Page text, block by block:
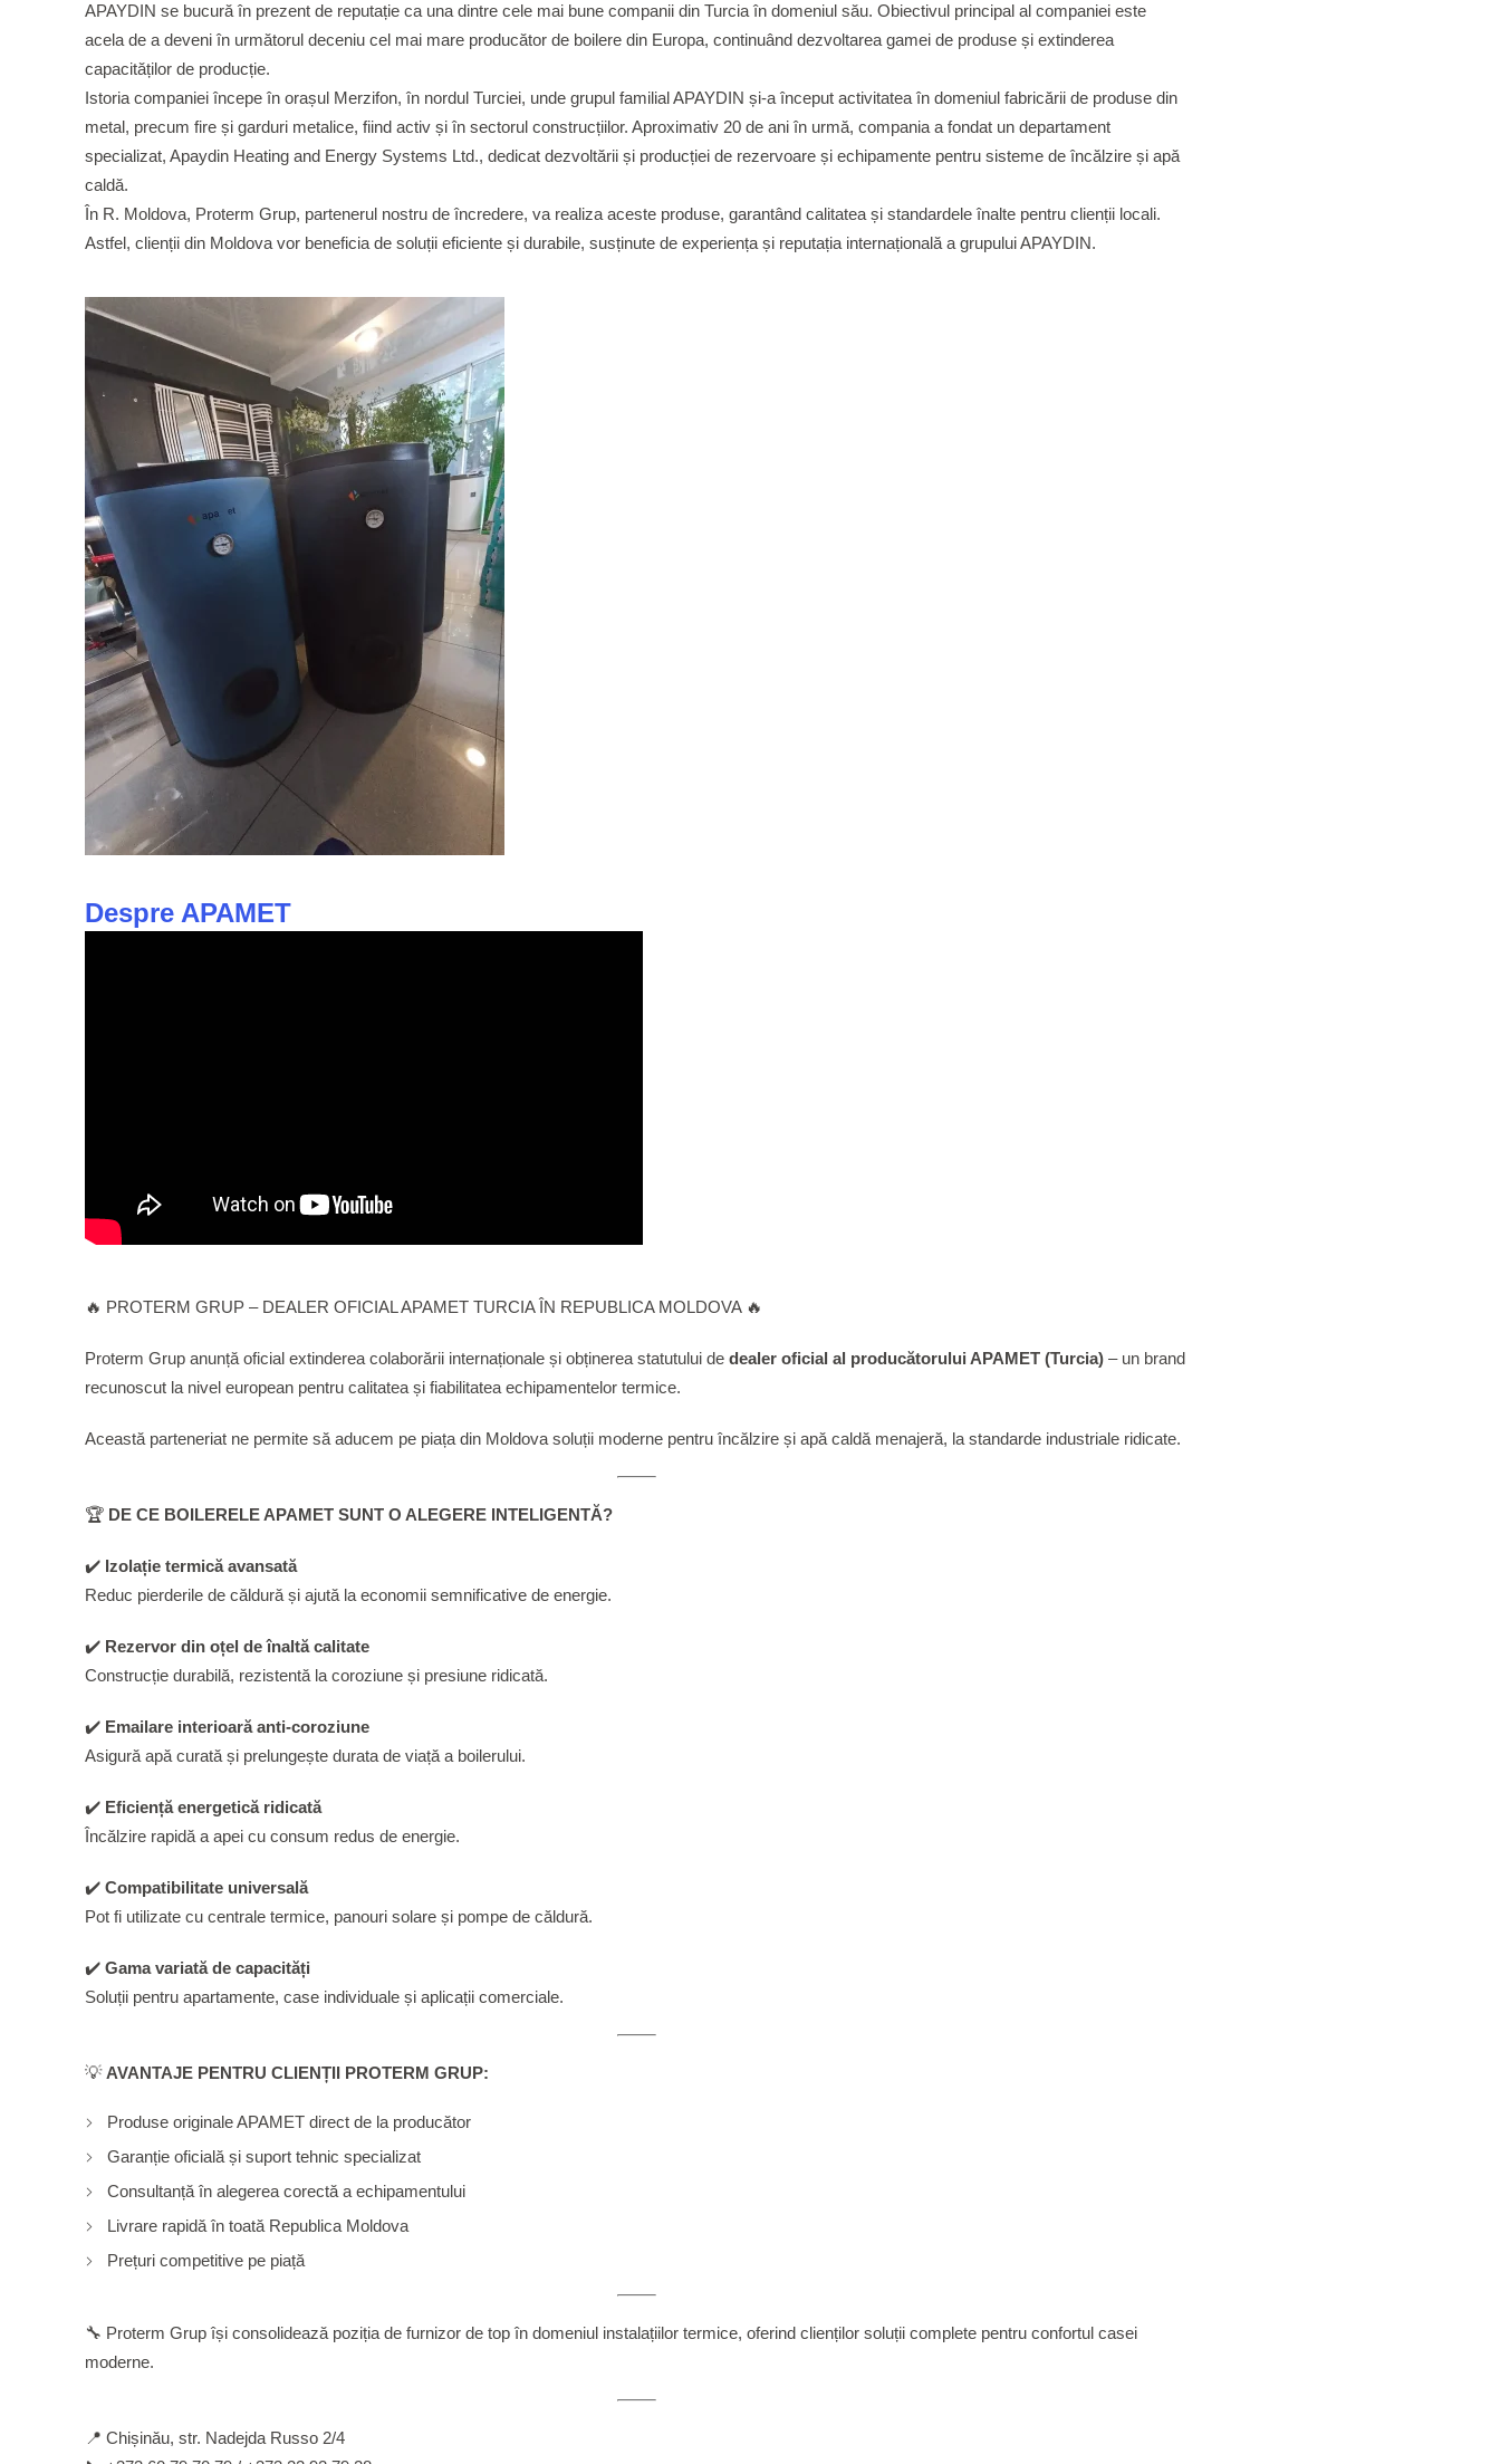
APAYDIN se bucură în prezent de reputație ca una dintre cele mai bune companii din Turcia în domeniul său. Obiectivul principal al companiei este
acela de a deveni în următorul deceniu cel mai mare producător de boilere din Europa, continuând dezvoltarea gamei de produse și extinderea
capacităților de producție.
Istoria companiei începe în orașul Merzifon, în nordul Turciei, unde grupul familial APAYDIN și-a început activitatea în domeniul fabricării de produse din
metal, precum fire și garduri metalice, fiind activ și în sectorul construcțiilor. Aproximativ 20 de ani în urmă, compania a fondat un departament
specializat, Apaydin Heating and Energy Systems Ltd., dedicat dezvoltării și producției de rezervoare și echipamente pentru sisteme de încălzire și apă
caldă.
În R. Moldova, Proterm Grup, partenerul nostru de încredere, va realiza aceste produse, garantând calitatea și standardele înalte pentru clienții locali.
Astfel, clienții din Moldova vor beneficia de soluții eficiente și durabile, susținute de experiența și reputația internațională a grupului APAYDIN.
1
3
Previous
Next
Despre APAMET
🔥 PROTERM GRUP – DEALER OFICIAL APAMET TURCIA ÎN REPUBLICA MOLDOVA 🔥
Proterm Grup anunță oficial extinderea colaborării internaționale și obținerea statutului de dealer oficial al producătorului APAMET (Turcia) – un brand
recunoscut la nivel european pentru calitatea și fiabilitatea echipamentelor termice.
Această parteneriat ne permite să aducem pe piața din Moldova soluții moderne pentru încălzire și apă caldă menajeră, la standarde industriale ridicate.
🏆 DE CE BOILERELE APAMET SUNT O ALEGERE INTELIGENTĂ?
✔️ Izolație termică avansată
Reduc pierderile de căldură și ajută la economii semnificative de energie.
✔️ Rezervor din oțel de înaltă calitate
Construcție durabilă, rezistentă la coroziune și presiune ridicată.
✔️ Emailare interioară anti-coroziune
Asigură apă curată și prelungește durata de viață a boilerului.
✔️ Eficiență energetică ridicată
Încălzire rapidă a apei cu consum redus de energie.
✔️ Compatibilitate universală
Pot fi utilizate cu centrale termice, panouri solare și pompe de căldură.
✔️ Gama variată de capacități
Soluții pentru apartamente, case individuale și aplicații comerciale.
💡 AVANTAJE PENTRU CLIENȚII PROTERM GRUP:
Produse originale APAMET direct de la producător
Garanție oficială și suport tehnic specializat
Consultanță în alegerea corectă a echipamentului
Livrare rapidă în toată Republica Moldova
Prețuri competitive pe piață
🔧 Proterm Grup își consolidează poziția de furnizor de top în domeniul instalațiilor termice, oferind clienților soluții complete pentru confortul casei
moderne.
📍 Chișinău, str. Nadejda Russo 2/4